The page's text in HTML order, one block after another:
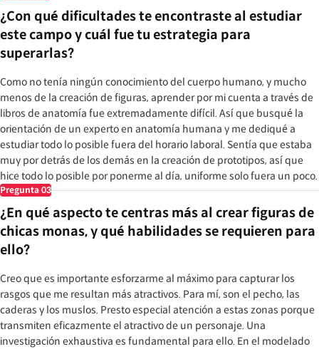
¿Con qué dificultades te encontraste al estudiar
este campo y cuál fue tu estrategia para
superarlas?
Como no tenía ningún conocimiento del cuerpo humano, y mucho
menos de la creación de figuras, aprender por mi cuenta a través de
libros de anatomía fue extremadamente difícil. Así que busqué la
orientación de un experto en anatomía humana y me dediqué a
estudiar todo lo posible fuera del horario laboral. Sentía que estaba
muy por detrás de los demás en la creación de prototipos, así que
hice todo lo posible por ponerme al día, uniforme solo fuera un poco.
Pregunta 03
¿En qué aspecto te centras más al crear figuras de
chicas monas, y qué habilidades se requieren para
ello?
Creo que es importante esforzarme al máximo para capturar los
rasgos que me resultan más atractivos. Para mí, son el pecho, las
caderas y los muslos. Presto especial atención a estas zonas porque
transmiten eficazmente el atractivo de un personaje. Una
investigación exhaustiva es fundamental para ello. En el modelado